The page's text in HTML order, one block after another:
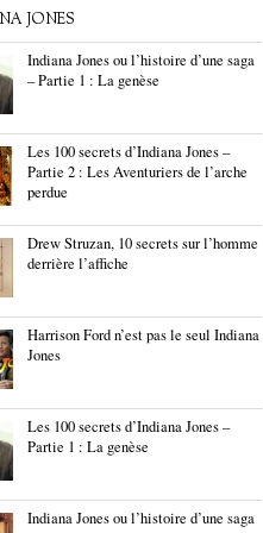
JONES
Indiana Jones ou l’histoire d’une saga
– Partie 1 : La genèse
Les 100 secrets d’Indiana Jones –
Partie 2 : Les Aventuriers de l’arche
perdue
Drew Struzan, 10 secrets sur l’homme
derrière l’affiche
Harrison Ford n’est pas le seul Indiana
Jones
Les 100 secrets d’Indiana Jones –
Partie 1 : La genèse
Indiana Jones ou l’histoire d’une saga